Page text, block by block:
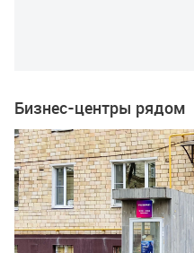
Бизнес-центры рядом